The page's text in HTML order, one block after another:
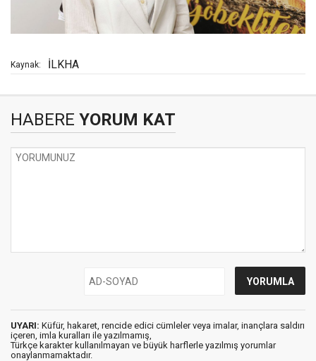
Kaynak: İLKHA
HABERE YORUM KAT
UYARI: Küfür, hakaret, rencide edici cümleler veya imalar, inançlara saldırı
içeren, imla kuralları ile yazılmamış,
Türkçe karakter kullanılmayan ve büyük harflerle yazılmış yorumlar
onaylanmamaktadır.